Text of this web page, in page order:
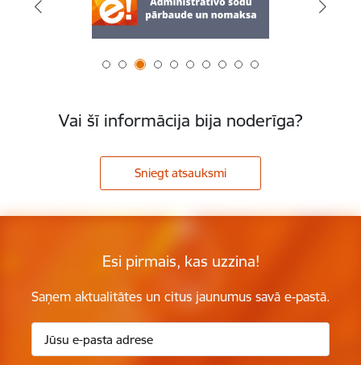
Vai šī informācija bija noderīga?
Sniegt atsauksmi
Esi pirmais, kas uzzina!
Saņem aktualitātes un citus jaunumus savā e-pastā.